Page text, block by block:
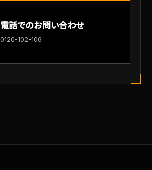
電話でのお問い合わせ
0120-102-106